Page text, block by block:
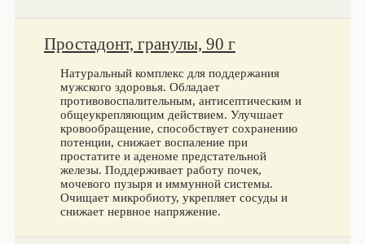
Простадонт, гранулы, 90 г
Натуральный комплекс для поддержания
мужского здоровья. Обладает
противовоспалительным, антисептическим и
общеукрепляющим действием. Улучшает
кровообращение, способствует сохранению
потенции, снижает воспаление при
простатите и аденоме предстательной
железы. Поддерживает работу почек,
мочевого пузыря и иммунной системы.
Очищает микробиоту, укрепляет сосуды и
снижает нервное напряжение.